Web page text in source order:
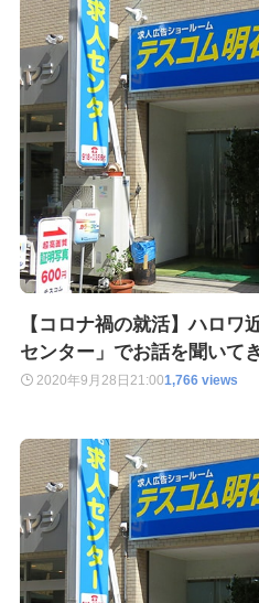
【コロナ禍の就活】ハロワ
センター」でお話を聞いて
2020年9月28日 21:001,766 views